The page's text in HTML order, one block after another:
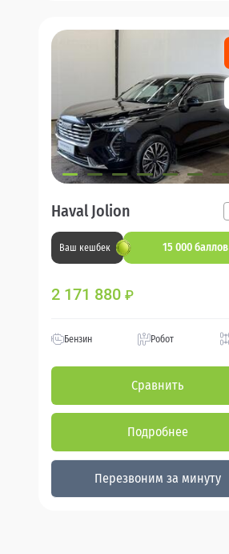
Haval Jolion
Ваш кешбек 15 000 баллов
2 171 880 ₽
Бензин Робот
Сравнить
Подробнее
Перезвоним за минуту